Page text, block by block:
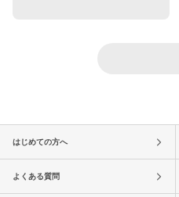
はじめての方へ
よくある質問